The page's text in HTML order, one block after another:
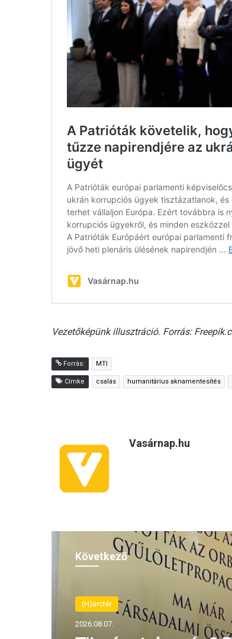
Vezetőképünk illusztráció. Forrás:
Forrás: MTI
Címke csalás humanitárius aknamentesítés
Vasárnap.hu
Következő
(H)arctér
(H)arctér
2026.08.06.